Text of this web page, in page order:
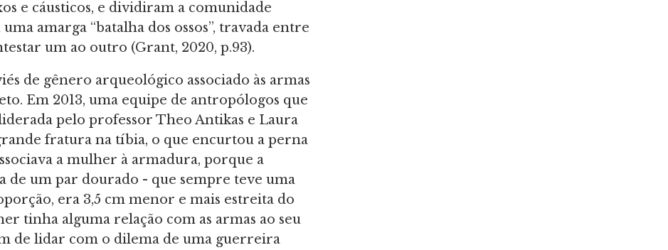
e cáusticos, e dividiram a comunidade
amarga “batalha dos ossos”, travada entre
um ao outro (Grant, 2020, p.93).
de gênero arqueológico associado às armas
Em 2013, uma equipe de antropólogos que
pelo professor Theo Antikas e Laura
fratura na tíbia, o que encurtou a perna
a mulher à armadura, porque a
de um par dourado - que sempre teve uma
era 3,5 cm menor e mais estreita do
tinha alguma relação com as armas ao seu
de lidar com o dilema de uma guerreira